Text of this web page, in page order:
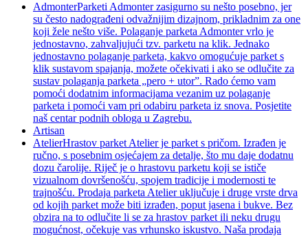
AdmonterParketi Admonter zasigurno su nešto posebno, jer
su često nadograđeni odvažnijim dizajnom, prikladnim za one
koji žele nešto više. Polaganje parketa Admonter vrlo je
jednostavno, zahvaljujući tzv. parketu na klik. Jednako
jednostavno polaganje parketa, kakvo omogućuje parket s
klik sustavom spajanja, možete očekivati i ako se odlučite za
sustav polaganja parketa „pero + utor”. Rado ćemo vam
pomoći dodatnim informacijama vezanim uz polaganje
parketa i pomoći vam pri odabiru parketa iz snova. Posjetite
naš centar podnih obloga u Zagrebu.
Artisan
AtelierHrastov parket Atelier je parket s pričom. Izrađen je
ručno, s posebnim osjećajem za detalje, što mu daje dodatnu
dozu čarolije. Riječ je o hrastovu parketu koji se ističe
vizualnom dovršenošću, spojem tradicije i modernosti te
trajnošću. Prodaja parketa Atelier uključuje i druge vrste drva
od kojih parket može biti izrađen, poput jasena i bukve. Bez
obzira na to odlučite li se za hrastov parket ili neku drugu
mogućnost, očekuje vas vrhunsko iskustvo. Naša prodaja